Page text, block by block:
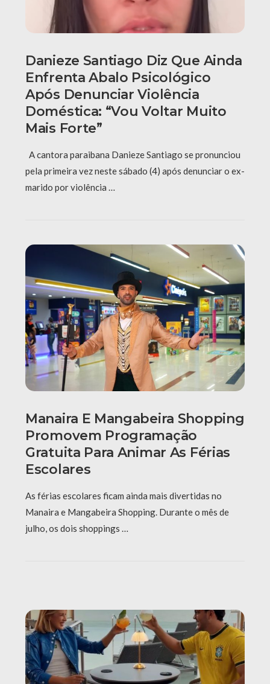
Danieze Santiago Diz Que Ainda
Enfrenta Abalo Psicológico
Após Denunciar Violência
Doméstica: “Vou Voltar Muito
Mais Forte”
A cantora paraibana Danieze Santiago se pronunciou
pela primeira vez neste sábado (4) após denunciar o ex-
marido por violência …
Manaira E Mangabeira Shopping
Promovem Programação
Gratuita Para Animar As Férias
Escolares
As férias escolares ficam ainda mais divertidas no
Manaira e Mangabeira Shopping. Durante o mês de
julho, os dois shoppings …